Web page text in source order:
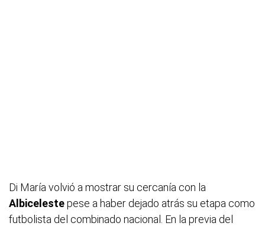
Di María volvió a mostrar su cercanía con la
Albicelestepese a haber dejado atrás su etapa como
futbolista del combinado nacional. En la previa del